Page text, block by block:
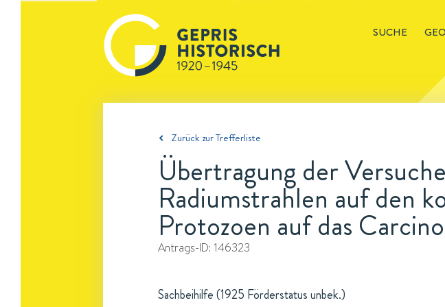
SUCHE
Zurück zur Trefferliste
Übertragung der
Radiumstrahlen auf den
Protozoen auf das
Antrags-ID: 146323
Sachbeihilfe (1925 Förderstatus unbek.)